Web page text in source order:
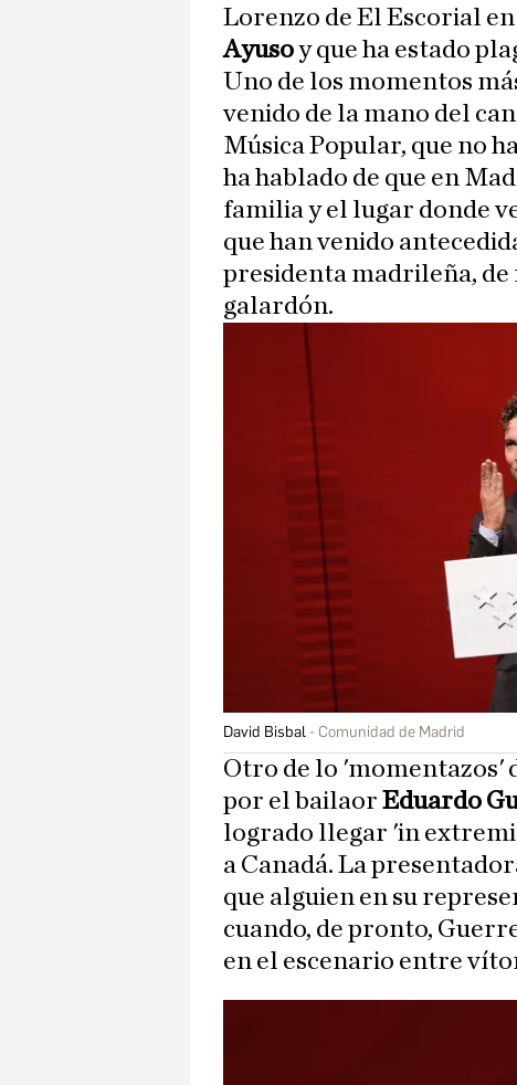
Lorenzo de El Escorial
Ayusoy que ha estado
Uno de los momentos
venido de la mano del
Música Popular, que no
ha hablado de que en
familia y el lugar donde
que han venido
presidenta madrileña, de
galardón.
David Bisbal Comunidad de Madrid
Otro de lo 'momentazos'
por el bailaor Eduardo
logrado llegar 'in
a Canadá. La
que alguien en su
cuando, de pronto,
en el escenario entre